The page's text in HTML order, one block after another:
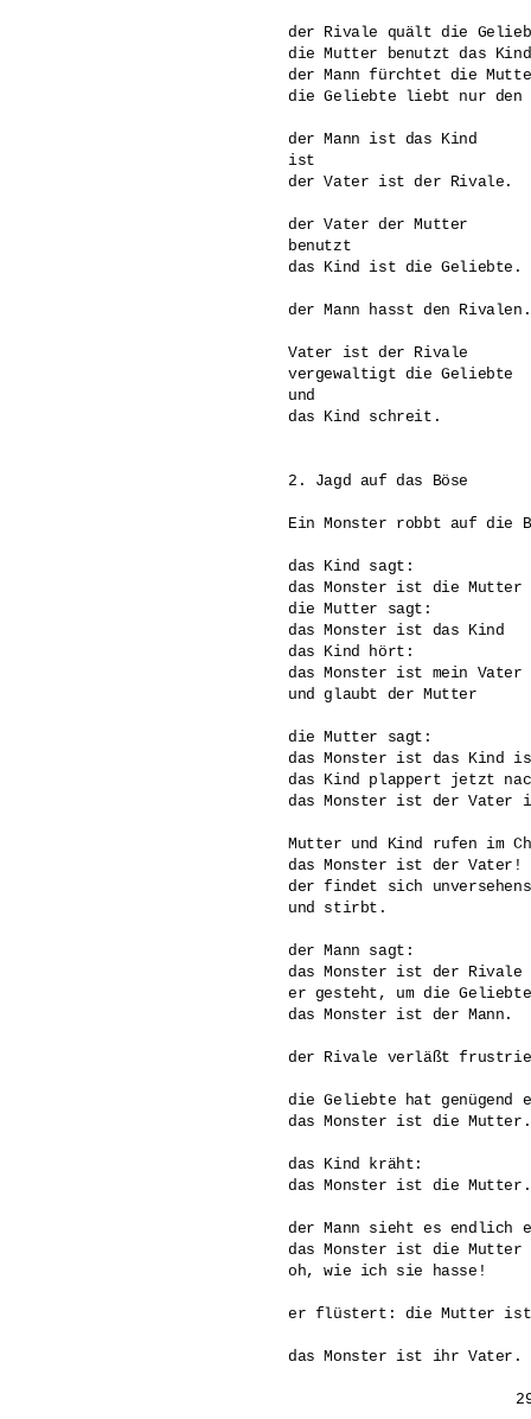
der Rivale quält die
die Mutter benutzt das Kind
der Mann fürchtet die
die Geliebte liebt nur den
der Mann ist das Kind
ist
der Vater ist der Rivale.
der Vater der Mutter
benutzt
das Kind ist die Geliebte.
der Mann hasst den Rivalen.
Vater ist der Rivale
vergewaltigt die Geliebte
und
das Kind schreit.
2. Jagd auf das Böse
Ein Monster robbt auf die
das Kind sagt:
das Monster ist die Mutter
die Mutter sagt:
das Monster ist das Kind
das Kind hört:
das Monster ist mein Vater
und glaubt der Mutter
die Mutter sagt:
das Monster ist das Kind
das Kind plappert jetzt
das Monster ist der
Mutter und Kind rufen im
das Monster ist der Vater!
der findet sich
und stirbt.
der Mann sagt:
das Monster ist der
er gesteht, um die
das Monster ist der Mann.
der Rivale verläßt
die Geliebte hat genügend
das Monster ist die Mutter.
das Kind kräht:
das Monster ist die Mutter.
der Mann sieht es endlich
das Monster ist die Mutter
oh, wie ich sie hasse!
er flüstert: die Mutter
das Monster ist ihr Vater.